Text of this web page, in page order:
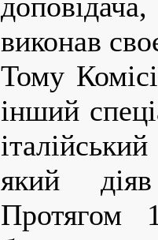
виконав
Тому
інший
який
Протягом